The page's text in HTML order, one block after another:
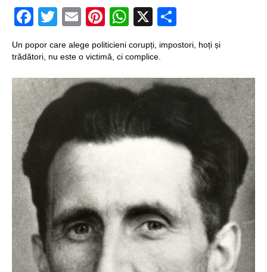
enigmatice de la
Turcia
Facebook
Twitter
EmailPinterest
WhatsApp
X
Un popor care alege politicieni corupți, impostori, hoți și
trădători, nu este o victimă, ci complice.